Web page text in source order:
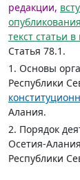
редакции,
опубликования
текст статьи
Статья 78.1.
1. Основы
Республики
Алания.
2. Порядок
Осетия-
Республики